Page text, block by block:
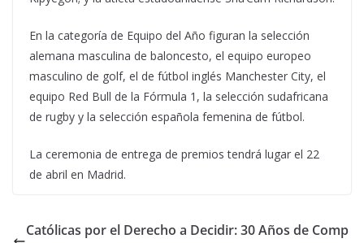
En la categoría de Equipo del Año figuran la selección
alemana masculina de baloncesto, el equipo europeo
masculino de golf, el de fútbol inglés Manchester City, el
equipo Red Bull de la Fórmula 1, la selección sudafricana
de rugby y la selección española femenina de fútbol.
La ceremonia de entrega de premios tendrá lugar el 22
de abril en Madrid.
Católicas por el Derecho a Decidir: 30 Años de Comp